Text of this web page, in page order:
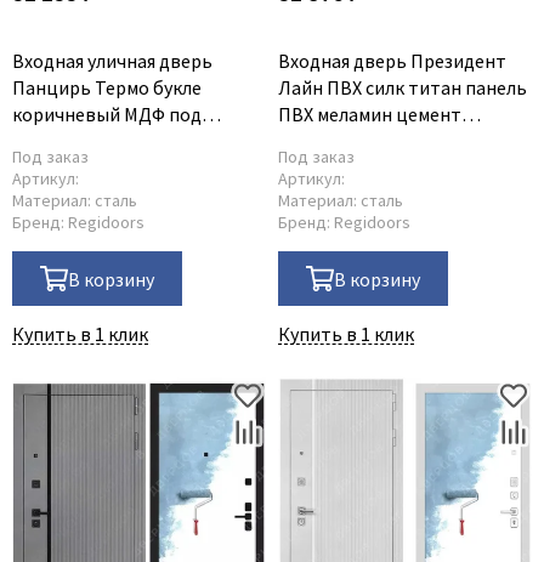
Входная уличная дверь
Панцирь Термо букле
коричневый МДФ под
Под заказ
Артикул:
Материал: сталь
Бренд: Regidoors
В корзину
Купить в 1 клик
Входная дверь Президент
Лайн ПВХ силк титан панель
ПВХ меламин цемент
Под заказ
Артикул:
Материал: сталь
Бренд: Regidoors
В корзину
Купить в 1 клик